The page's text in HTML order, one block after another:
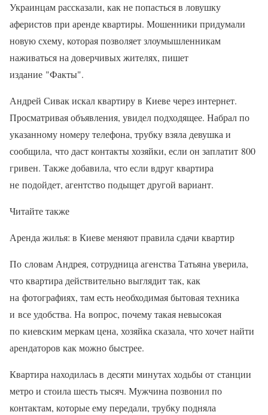
Украинцам рассказали, как не попасться в ловушку
аферистов при аренде квартиры. Мошенники придумали
новую схему, которая позволяет злоумышленникам
наживаться на доверчивых жителях, пишет
издание "Факты".
Андрей Сивак искал квартиру в Киеве через интернет.
Просматривая объявления, увидел подходящее. Набрал по
указанному номеру телефона, трубку взяла девушка и
сообщила, что даст контакты хозяйки, если он заплатит 800
гривен. Также добавила, что если вдруг квартира
не подойдет, агентство подыщет другой вариант.
Читайте также
Аренда жилья: в Киеве меняют правила сдачи квартир
По словам Андрея, сотрудница агенства Татьяна уверила,
что квартира действительно выглядит так, как
на фотографиях, там есть необходимая бытовая техника
и все удобства. На вопрос, почему такая невысокая
по киевским меркам цена, хозяйка сказала, что хочет найти
арендаторов как можно быстрее.
Квартира находилась в десяти минутах ходьбы от станции
метро и стоила шесть тысяч. Мужчина позвонил по
контактам, которые ему передали, трубку подняла